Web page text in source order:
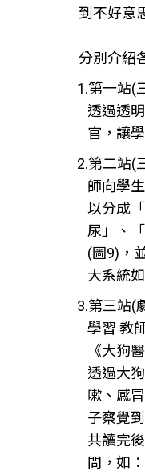
到不好意
分別介紹
1.第一站(
透過透
官，讓
2.第二站(
師向學
以分成
尿」、
(圖9)，
大系統
3.第三站(
學習 教
《大狗
透過大
嗽、感
子察覺
共讀完
問，如